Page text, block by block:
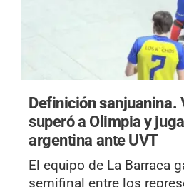
Definición sanjuanina.
superó a Olimpia y
argentina ante UVT
El equipo de La Barraca
semifinal entre los